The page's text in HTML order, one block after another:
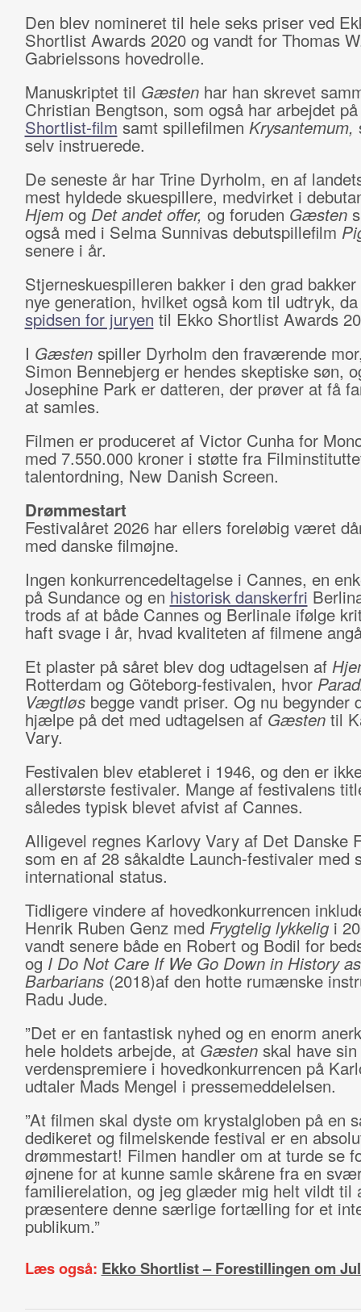
Den blev nomineret til hele seks priser ved
Shortlist Awards 2020 og vandt for Thomas
Gabrielssons hovedrolle.
Manuskriptet til Gæstenhar han skrevet
Christian Bengtson, som også har arbejdet
Shortlist-film samt spillefilmen Krysantemum,
selv instruerede.
De seneste år har Trine Dyrholm, en af
mest hyldede skuespillere, medvirket i
Hjem og Det andet offer, og foruden Gæsten
også med i Selma Sunnivas debutspillefilm
senere i år.
Stjerneskuespilleren bakker i den grad
nye generation, hvilket også kom til udtryk,
spidsen for juryen til Ekko Shortlist Awards
I Gæsten spiller Dyrholm den fraværende
Simon Bennebjerg er hendes skeptiske søn,
Josephine Park er datteren, der prøver at få
at samles.
Filmen er produceret af Victor Cunha for
med 7.550.000 kroner i støtte fra
talentordning, New Danish Screen.
Drømmestart
Festivalåret 2026 har ellers foreløbig været
med danske filmøjne.
Ingen konkurrencedeltagelse i Cannes, en
på Sundance og en historisk danskerfri
trods af at både Cannes og Berlinale ifølge
haft svage i år, hvad kvaliteten af filmene
Et plaster på såret blev dog udtagelsen af
Rotterdam og Göteborg-festivalen, hvor
Vægtløs begge vandt priser. Og nu begynder
hjælpe på det med udtagelsen af Gæsten til
Vary.
Festivalen blev etableret i 1946, og den er
allerstørste festivaler. Mange af festivalens
således typisk blevet afvist af Cannes.
Alligevel regnes Karlovy Vary af Det Danske
som en af 28 såkaldte Launch-festivaler med
international status.
Tidligere vindere af hovedkonkurrencen
Henrik Ruben Genz med Frygtelig lykkelig i
vandt senere både en Robert og Bodil for
og I Do Not Care If We Go Down in History as
Barbarians (2018)af den hotte rumænske
Radu Jude.
”Det er en fantastisk nyhed og en enorm
hele holdets arbejde, at Gæsten skal have sin
verdenspremiere i hovedkonkurrencen på
udtaler Mads Mengel i pressemeddelelsen.
”At filmen skal dyste om krystalgloben på en
dedikeret og filmelskende festival er en
drømmestart! Filmen handler om at turde se
øjnene for at kunne samle skårene fra en
familierelation, og jeg glæder mig helt vildt til
præsentere denne særlige fortælling for et
publikum.”
Læs også: Ekko Shortlist – Forestillingen om